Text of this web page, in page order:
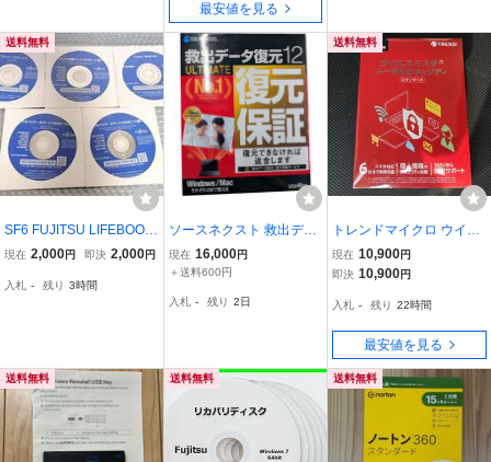
最安値を見る
送料無料
SF6 FUJITSU LIFEBOOK
A747/S A747/SW A577/S
S A748/SW Windows10 P
現在 2,000円 即決 2,000円
入札 - 残り 3時間
ソースネクスト 救出デー
タ復元 12 ULTIMATE パッ
ケージ版 データ復元ソフ
用】 A14427RL
現在 16,000円
＋送料600円
入札 - 残り 2日
送料無料
トレンドマイクロ ウイル
スバスター トータルセキ
ュリティ スタンダード 3
現在 10,900円
即決 10,900円
入札 - 残り 22時間
最安値を見る
送料無料 送料無料 送料無料